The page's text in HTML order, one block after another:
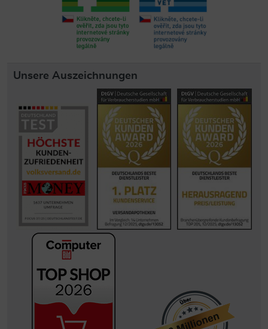
Unsere Auszeichnungen